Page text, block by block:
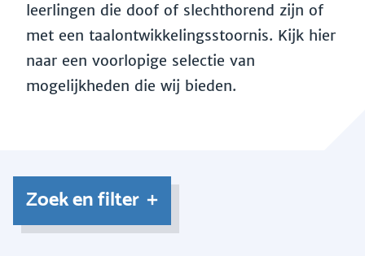
leerlingen die doof of slechthorend zijn of
met een taalontwikkelingsstoornis. Kijk hier
naar een voorlopige selectie van
mogelijkheden die wij bieden.
Zoek en filter